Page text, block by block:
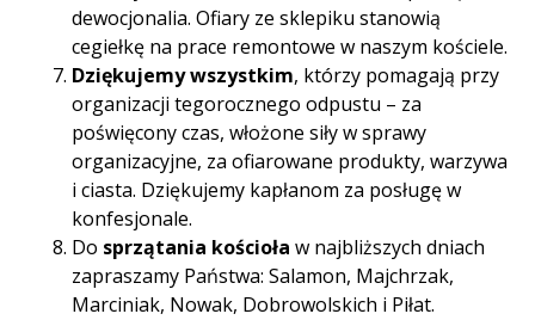
dewocjonalia. Ofiary ze sklepiku stanowią
cegiełkę na prace remontowe w naszym kościele.
Dziękujemy wszystkim, którzy pomagają przy
organizacji tegorocznego odpustu – za
poświęcony czas, włożone siły w sprawy
organizacyjne, za ofiarowane produkty, warzywa
i ciasta. Dziękujemy kapłanom za posługę w
konfesjonale.
Do sprzątania kościoła w najbliższych dniach
zapraszamy Państwa: Salamon, Majchrzak,
Marciniak, Nowak, Dobrowolskich i Piłat.